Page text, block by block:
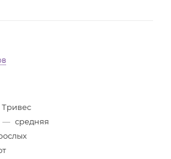
Тривес
— средняя